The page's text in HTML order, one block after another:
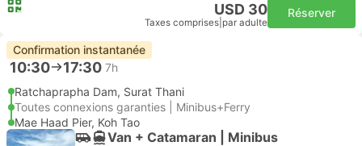
USD 30
Taxes comprises par adulte
Réserver
Confirmation instantanée
10:30 17:30 7h
Ratchaprapha Dam, Surat Thani
Toutes connexions garanties | Minibus+Ferry
Mae Haad Pier, Koh Tao
Van + Catamaran | Minibus